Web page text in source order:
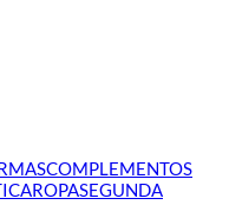
COMPLEMENTOS
ROPASEGUNDA